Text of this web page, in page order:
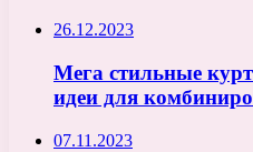
26.12.2023
Мега стильные
идеи для
07.11.2023